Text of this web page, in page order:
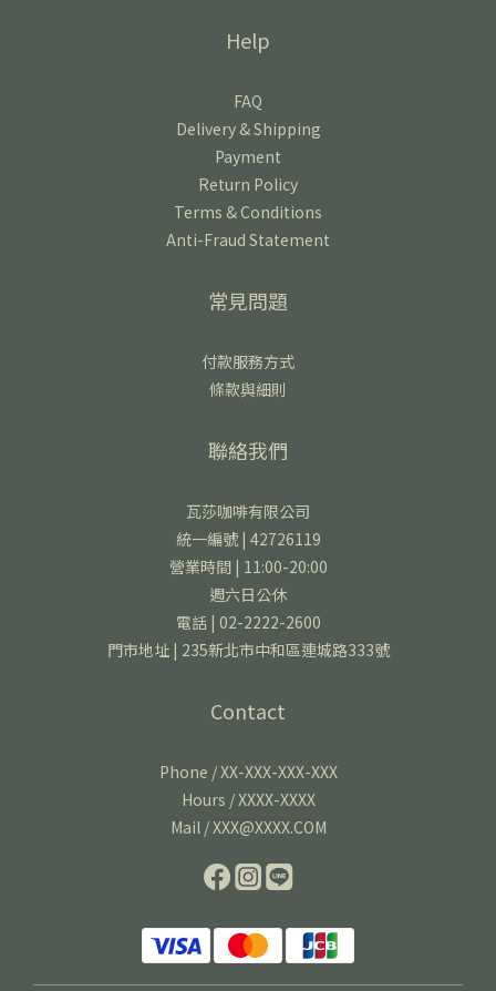
Help
FAQ
Delivery & Shipping
Payment
Return Policy
Terms & Conditions
Anti-Fraud Statement
常見問題
付款服務方式
條款與細則
聯絡我們
瓦莎咖啡有限公司
統一編號 | 42726119
營業時間 | 11:00-20:00
週六日公休
電話 | 02-2222-2600
門市地址 | 235新北市中和區連城路333號
Contact
Phone / XX-XXX-XXX-XXX
Hours / XXXX-XXXX
Mail / XXX@XXXX.COM